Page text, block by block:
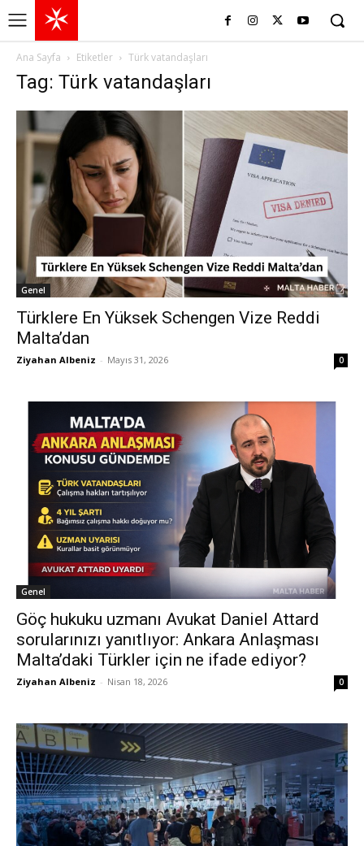
Ana Sayfa Etiketler Türk vatandaşları
Tag: Türk vatandaşları
Genel
Türklere En Yüksek Schengen Vize Reddi
Malta’dan
Ziyahan Albeniz - Mayıs 31, 2026 0
Genel
Göç hukuku uzmanı Avukat Daniel Attard
sorularınızı yanıtlıyor: Ankara Anlaşması
Malta’daki Türkler için ne ifade ediyor?
Ziyahan Albeniz - Nisan 18, 2026 0